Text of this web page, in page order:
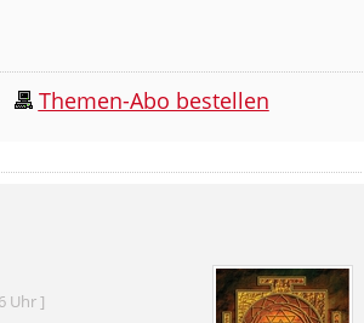
Themen-Abo bestellen
Uhr ]